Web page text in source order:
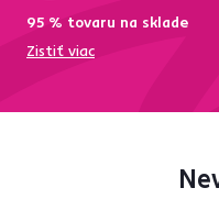
95 % tovaru na sklade
Zistiť viac